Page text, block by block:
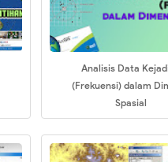
Analisis Data
(Frekuensi) dalam
Spasial